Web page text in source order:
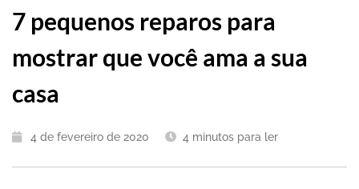
7 pequenos reparos para
mostrar que você ama a sua
casa
4 de fevereiro de 2020 4 minutos para ler